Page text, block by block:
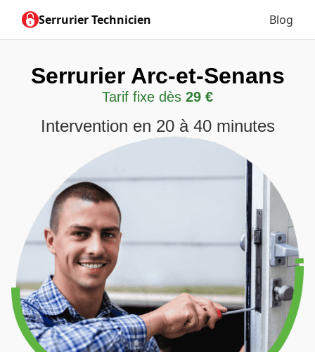
Serrurier Technicien Blog
Serrurier Arc-et-Senans
Tarif fixe dès 29 €
Intervention en 20 à 40 minutes